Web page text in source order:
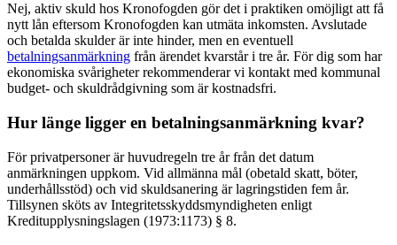
Nej, aktiv skuld hos Kronofogden gör det i praktiken omöjligt att få
nytt lån eftersom Kronofogden kan utmäta inkomsten. Avslutade
och betalda skulder är inte hinder, men en eventuell
betalningsanmärkning från ärendet kvarstår i tre år. För dig som har
ekonomiska svårigheter rekommenderar vi kontakt med kommunal
budget- och skuldrådgivning som är kostnadsfri.
Hur länge ligger en betalningsanmärkning kvar?
För privatpersoner är huvudregeln tre år från det datum
anmärkningen uppkom. Vid allmänna mål (obetald skatt, böter,
underhållsstöd) och vid skuldsanering är lagringstiden fem år.
Tillsynen sköts av Integritetsskyddsmyndigheten enligt
Kreditupplysningslagen (1973:1173) § 8.